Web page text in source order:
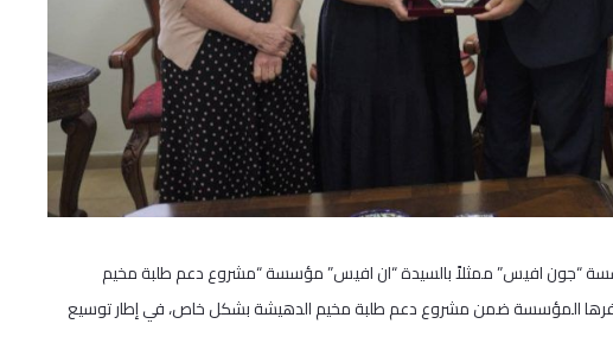
“جون افيس” ممثلاً بالسيدة “ان افيس” مؤسسة “مشروع دعم طلبة مخيم
توفرها المؤسسة ضمن مشروع دعم طلبة مخيم الدهيشة بشكل خاص، في إطار توسيع